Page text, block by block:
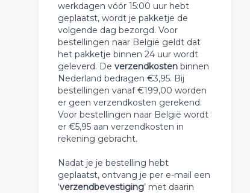
werkdagen vóór 15:00 uur hebt
geplaatst, wordt je pakketje de
volgende dag bezorgd. Voor
bestellingen naar België geldt dat
het pakketje binnen 24 uur wordt
geleverd. De verzendkosten binnen
Nederland bedragen €3,95. Bij
bestellingen vanaf €199,00 worden
er geen verzendkosten gerekend.
Voor bestellingen naar België wordt
er €5,95 aan verzendkosten in
rekening gebracht.
Nadat je je bestelling hebt
geplaatst, ontvang je per e-mail een
‘verzendbevestiging’ met daarin